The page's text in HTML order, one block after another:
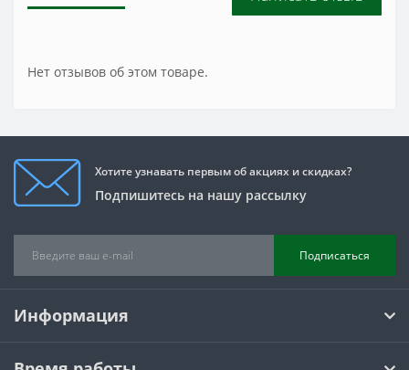
Нет отзывов об этом товаре.
Хотите узнавать первым об акциях и скидках?
Подпишитесь на нашу рассылку
Подписаться
Информация